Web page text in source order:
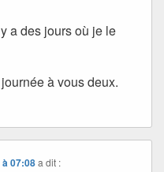
a des jours où je le
à vous deux.
à 07:08 a dit :